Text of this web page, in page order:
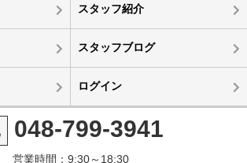
スタッフ紹介
スタッフブログ
ログイン
048-799-3941
営業時間：9:30～18:30